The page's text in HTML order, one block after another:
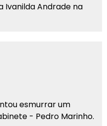
Ivanilda Andrade na
esmurrar um
- Pedro Marinho.